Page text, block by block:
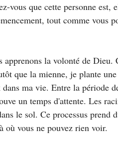
vous que cette personne est,
tout comme vous
la volonté de Dieu.
que la mienne, je plante
ma vie. Entre la période
un temps d'attente. Les
le sol. Ce processus prend
où vous ne pouvez rien voir.